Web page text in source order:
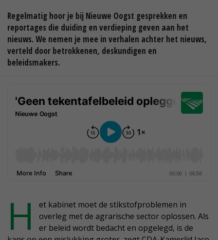
Regelmatig hoor je bij Nieuwe Oogst gesprekken en
reportages die duiding en verdieping geven aan het
nieuws. We nemen je mee in verhalen achter het nieuws,
verteld door betrokkenen, deskundigen en
beleidsmakers.
H
et kabinet moet de stikstofproblemen in
overleg met de agrarische sector oplossen. Als
er beleid wordt bedacht en opgelegd, is de